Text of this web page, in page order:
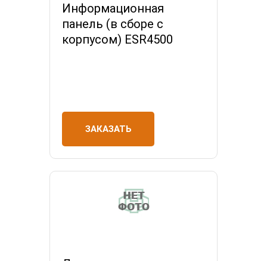
Информационная
панель (в сборе с
корпусом) ESR4500
ЗАКАЗАТЬ